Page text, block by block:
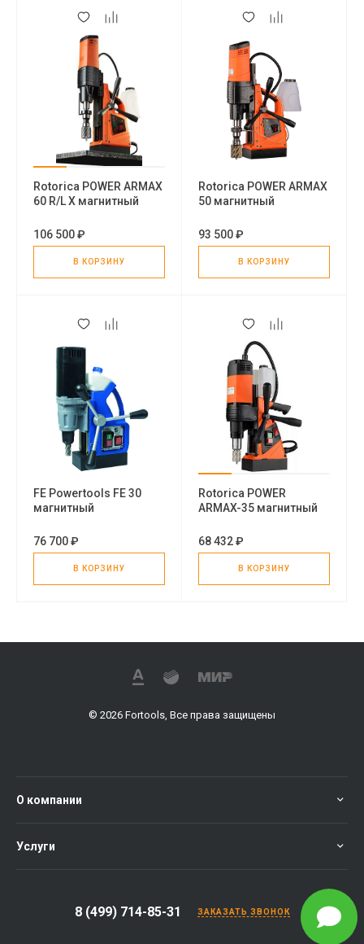
Rotorica POWER ARMAX
60 R/L X магнитный
106 500 ₽
В КОРЗИНУ
Rotorica POWER ARMAX
50 магнитный
93 500 ₽
В КОРЗИНУ
FE Powertools FE 30
магнитный
76 700 ₽
В КОРЗИНУ
Rotorica POWER
ARMAX-35 магнитный
68 432 ₽
В КОРЗИНУ
© 2026 Fortools, Все права защищены
О компании
Услуги
8 (499) 714-85-31 ЗАКАЗАТЬ ЗВОНОК